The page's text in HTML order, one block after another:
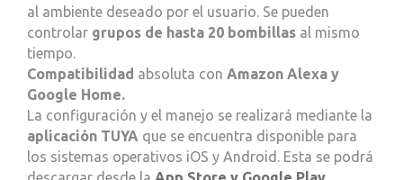
al ambiente deseado por el usuario. Se pueden
controlar grupos de hasta 20 bombillas al mismo
tiempo.
Compatibilidad absoluta con Amazon Alexa y
Google Home.
La configuración y el manejo se realizará mediante la
aplicación TUYA que se encuentra disponible para
los sistemas operativos iOS y Android. Esta se podrá